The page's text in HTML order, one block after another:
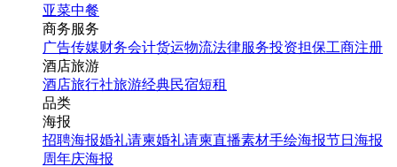
亚菜中餐
商务服务
广告传媒财务会计货运物流法律服务投资担保工商注册
酒店旅游
酒店旅行社旅游经典民宿短租
品类
海报
招聘海报婚礼请柬婚礼请柬直播素材手绘海报节日海报
周年庆海报